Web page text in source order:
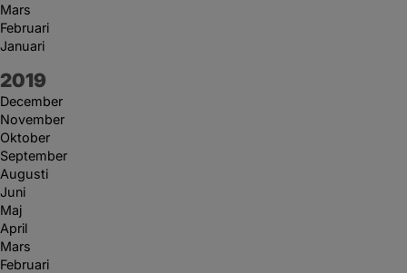
Mars
Februari
Januari
År:
2019
December
November
Oktober
September
Augusti
Juni
Maj
April
Mars
Februari